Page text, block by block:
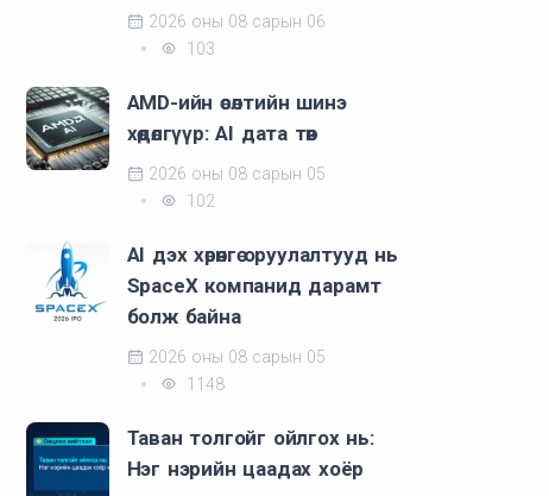
2026 оны 08 сарын 06
103
AMD-ийн өсөлтийн шинэ
хөдөлгүүр: AI дата төв
2026 оны 08 сарын 05
102
AI дэх хөрөнгө оруулалтууд нь
SpaceX компанид дарамт
болж байна
2026 оны 08 сарын 05
1148
Таван толгойг ойлгох нь:
Нэг нэрийн цаадах хоёр